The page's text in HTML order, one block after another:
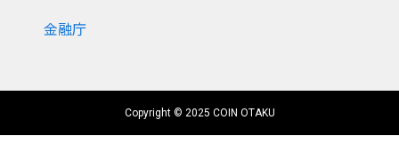
金融庁
Copyright © 2025 COIN OTAKU